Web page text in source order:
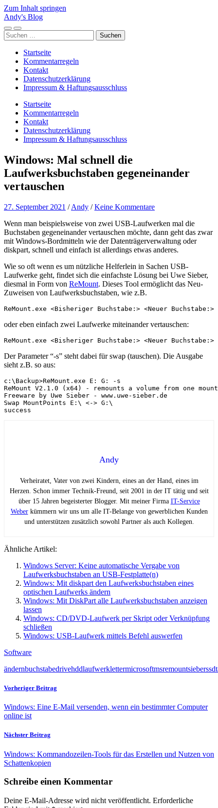
Zum Inhalt springen
Andy's Blog
Mobile-
Menü
Suchfeld
ein-/ausblenden
Suchen
nach:
Startseite
Kommentarregeln
Kontakt
Datenschutzerklärung
Impressum & Haftungsausschluss
Startseite
Kommentarregeln
Kontakt
Datenschutzerklärung
Impressum & Haftungsausschluss
Windows: Mal schnell die
Laufwerksbuchstaben gegeneinander
vertauschen
27. September 2021 /Andy /Keine Kommentare
Wenn man beispielsweise von zwei USB-Laufwerken mal die
Buchstaben gegeneinander vertauschen möchte, dann geht das zwar
mit Windows-Bordmitteln wie der Datenträgerverwaltung oder
diskpart, schnell und einfach ist allerdings etwas anderes.
Wie so oft wenn es um nützliche Helferlein in Sachen USB-
Laufwerke geht, findet sich die einfachste Lösung bei Uwe Sieber,
diesmal in Form von ReMount. Dieses Tool ermöglicht das Neu-
Zuweisen von Laufwerksbuchstaben, wie z.B.
ReMount.exe <Bisheriger Buchstabe:> <Neuer Buchstabe:>
oder eben einfach zwei Laufwerke miteinander vertauschen:
ReMount.exe <Bisheriger Buchstabe:> <Neuer
Der Parameter “-s” steht dabei für swap (tauschen). Die Ausgabe
sieht z.B. so aus:
c:\Backup>ReMount.exe E: G: -s
ReMount V2.1.0 (x64) - remounts a volume from one
Freeware by Uwe Sieber - www.uwe-sieber.de
Swap MountPoints E:\ <-> G:\
success
Andy
Verheiratet, Vater von zwei Kindern, eines an der Hand, eines im
Herzen. Schon immer Technik-Freund, seit 2001 in der IT tätig und seit
über 15 Jahren begeisterter Blogger. Mit meiner Firma IT-Service
Weberkümmern wir uns um alle IT-Belange von gewerblichen Kunden
und unterstützen zusätzlich sowohl Partner als auch Kollegen.
Ähnliche Artikel:
Windows Server: Keine automatische Vergabe von
Laufwerksbuchstaben an USB-Festplatte(n)
Windows: Mit diskpart den Laufwerksbuchstaben eines
optischen Laufwerks ändern
Windows: Mit DiskPart alle Laufwerksbuchstaben anzeigen
lassen
Windows: CD/DVD-Laufwerk per Skript oder Verknüpfung
schließen
Windows: USB-Laufwerk mittels Befehl auswerfen
Software
ändernbuchstabedrivehddlaufwerklettermicrosoftmsremountsieberssd
Vorheriger Beitrag
Windows: Eine E-Mail versenden, wenn ein bestimmter Computer
online ist
Nächster Beitrag
Windows: Kommandozeilen-Tools für das Erstellen und Nutzen von
Schattenkopien
Schreibe einen Kommentar
Deine E-Mail-Adresse wird nicht veröffentlicht. Erforderliche